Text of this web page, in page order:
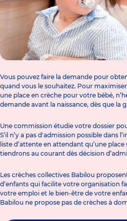
Vous pouvez faire la demande pour
quand vous le souhaitez. Pour
une place en crèche pour votre bébé,
demande avant la naissance, dès que la
Une commission étudie votre dossier
S’il n’y a pas d'admission possible dans
liste d’attente en attendant qu’une
tiendrons au courant dès décision
Les crèches collectives Babilou
d’enfants qui facilite votre organisation
votre emploi et le bien-être de votre
Babilou ne propose pas de crèches à